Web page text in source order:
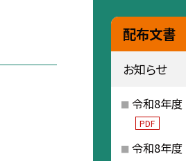
配布文書
お知らせ
令和8年
PDF
令和8年